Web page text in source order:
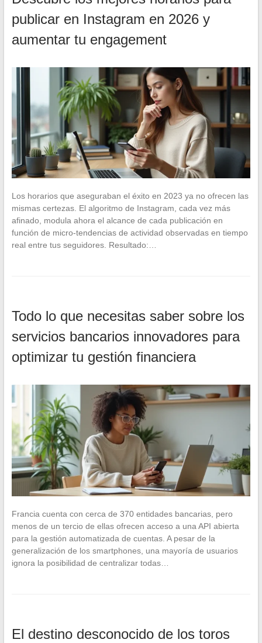
publicar en Instagram en 2026 y
aumentar tu engagement
Los horarios que aseguraban el éxito en 2023 ya no ofrecen las
mismas certezas. El algoritmo de Instagram, cada vez más
afinado, modula ahora el alcance de cada publicación en
función de micro-tendencias de actividad observadas en tiempo
real entre tus seguidores. Resultado:…
Todo lo que necesitas saber sobre los
servicios bancarios innovadores para
optimizar tu gestión financiera
Francia cuenta con cerca de 370 entidades bancarias, pero
menos de un tercio de ellas ofrecen acceso a una API abierta
para la gestión automatizada de cuentas. A pesar de la
generalización de los smartphones, una mayoría de usuarios
ignora la posibilidad de centralizar todas…
El destino desconocido de los toros